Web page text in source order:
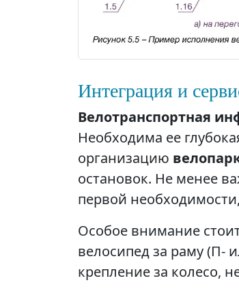
Интеграция и
Велотранспортная
Необходима ее
организацию
остановок. Не менее
первой
Особое внимание
велосипед за раму (П-
крепление за колесо,